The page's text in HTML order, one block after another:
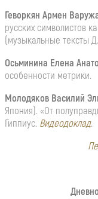
Геворкян Армен
русских символистов
(музыкальные тексты
Осьминина Елена
особенности метрики.
Молодяков Василий
Япония). «От
Гиппиус. Видеодоклад.